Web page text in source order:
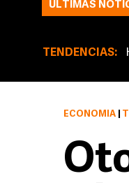
ÚLTIMAS
TENDENCIAS:
ECONOMÍA